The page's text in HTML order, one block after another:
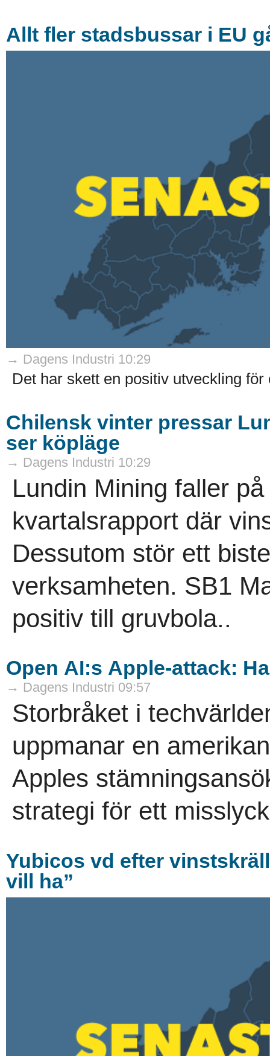
Allt fler stadsbussar i EU
→ Dagens Industri 10:29
Det har skett en positiv utveckling
Chilensk vinter pressar
ser köpläge
→ Dagens Industri 10:29
Lundin Mining faller
kvartalsrapport där
Dessutom stör ett
verksamheten. SB1
positiv till gruvbola..
Open AI:s Apple-attack:
→ Dagens Industri 09:57
Storbråket i
uppmanar en
Apples
strategi för ett
Yubicos vd efter
vill ha”